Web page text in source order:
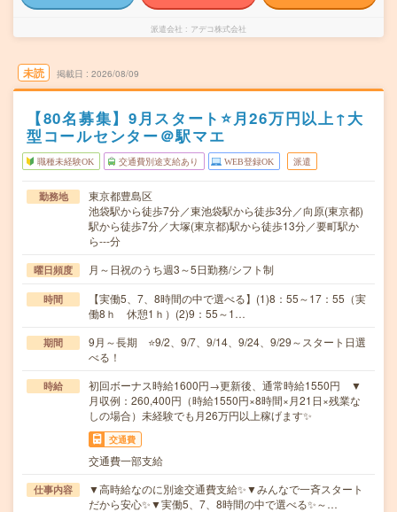
派遣会社 アデコ株式会社
未読 掲載日 2026/08/09
【80名募集】9月スタート⭐月26万円以上↑大
型コールセンター＠駅マエ
職種未経験OK 交通費別途支給あり WEB登録OK 派遣
勤務地
東京都豊島区
池袋駅から徒歩7分／東池袋駅から徒歩3分／向原(東京都)
駅から徒歩7分／大塚(東京都)駅から徒歩13分／要町駅か
ら---分
曜日頻度 月～日祝のうち週3～5日勤務/シフト制
時間
【実働5、7、8時間の中で選べる】(1)8：55～17：55（実
働8ｈ 休憩1ｈ）(2)9：55～1…
期間
9月～長期 ⭐9/2、9/7、9/14、9/24、9/29～スタート日選
べる！
時給
初回ボーナス時給1600円→更新後、通常時給1550円 ▼
月収例：260,400円（時給1550円×8時間×月21日×残業な
しの場合）未経験でも月26万円以上稼げます✨
交通費
交通費一部支給
仕事内容
▼高時給なのに別途交通費支給✨▼みんなで一斉スタート
だから安心✨▼実働5、7、8時間の中で選べる✨～…